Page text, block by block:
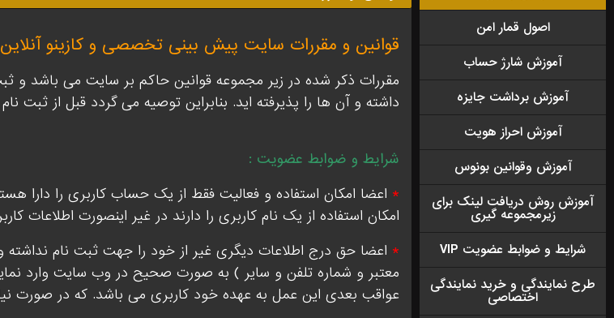
اصول قمار امن
آموزش شارژ حساب
آموزش برداشت جایزه
آموزش احراز هویت
آموزش وقوانين بونوس
آموزش روش دریافت لينک براى
زيرمجموعه گيرى
شرایط و ضوابط عضویت VIP
طرح نمايندگى و خريد نمايندگى
اختصاصى
قوانین و مقررات سایت پیش بینی تخصصی و کازینو آنلاین
مقررات ذکر شده در زیر مجموعه قوانین حاکم بر سایت می باشد و
داشته و آن ها را پذیرفته اید. بنابراین توصیه می گردد قبل از ثبت
شرایط و ضوابط عضویت :
* اعضا امکان استفاده و فعالیت فقط از یک حساب کاربری را دارا
امکان استفاده از یک نام کاربری را دارند در غیر اینصورت
* اعضا حق درج اطلاعات دیگری غیر از خود را جهت ثبت نام
معتبر و شماره تلفن و سایر ) به صورت صحیح در وب سایت وارد
عواقب بعدی این عمل به عهده خود کاربری می باشد. که در صورت